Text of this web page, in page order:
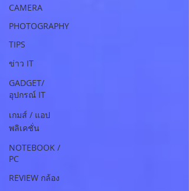
CAMERA
PHOTOGRAPHY
TIPS
ข่าว IT
GADGET/
อุปกรณ์ IT
เกมส์ / แอป
พลิเคชั่น
NOTEBOOK /
PC
REVIEW กล้อง